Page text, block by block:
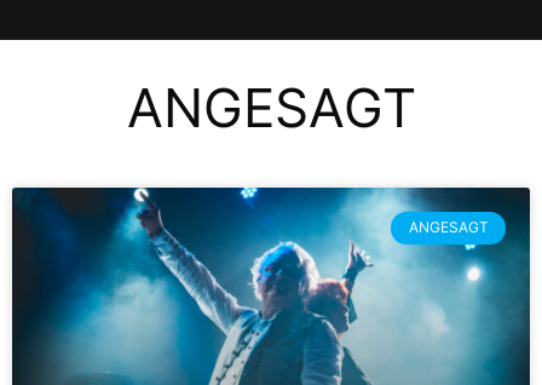
ANGESAGT
ANGESAGT